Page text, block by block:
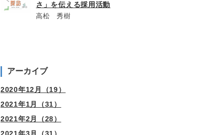
さ」を伝える採用活動
高松 秀樹
アーカイブ
2020年12月（19）
2021年1月（31）
2021年2月（28）
2021年3月（31）